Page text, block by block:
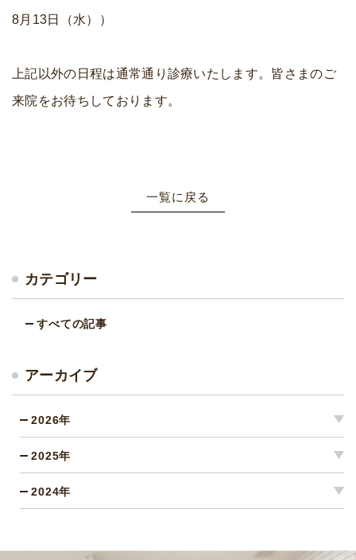
8月13日（水））
上記以外の日程は通常通り診療いたします。皆さまのご
来院をお待ちしております。
一覧に戻る
カテゴリー
すべての記事
アーカイブ
2026年
2025年
2024年